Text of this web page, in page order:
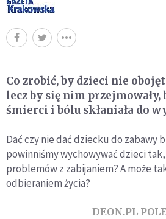
Co zrobić, by dzieci nie
lecz by się nim przejmowały,
śmierci i bólu skłaniała do
Dać czy nie dać dziecku do zabawy
powinniśmy wychowywać dzieci tak,
problemów z zabijaniem? A może
odbieraniem życia?
DEON.PL